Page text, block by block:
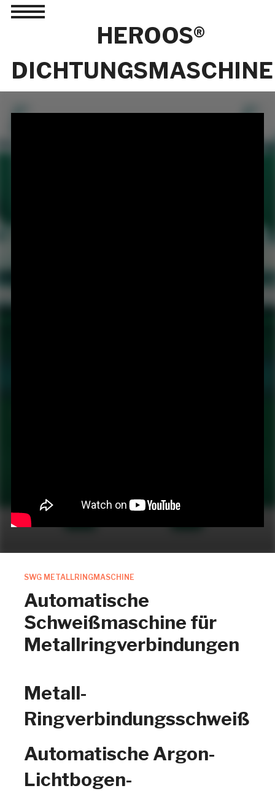
Toggle
HEROOS®
SWG METALLRINGMASCHINE
Automatische
Schweißmaschine für
Metallringverbindungen
Metall-
Automatische Argon-
Lichtbogen-